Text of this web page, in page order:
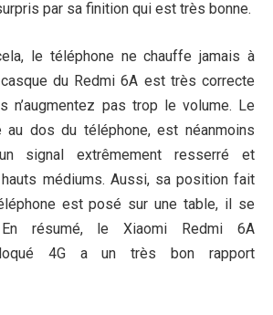
par sa finition qui est très bonne.
le téléphone ne chauffe jamais à
du Redmi 6A est très correcte
n’augmentez pas trop le volume. Le
au dos du téléphone, est néanmoins
signal extrêmement resserré et
médiums. Aussi, sa position fait
est posé sur une table, il se
résumé, le Xiaomi Redmi 6A
4G a un très bon rapport